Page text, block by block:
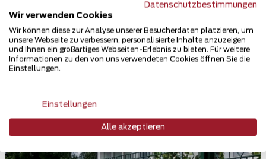
Teilen
Datenschutzbestimmungen
Wir verwenden Cookies
Wir können diese zur Analyse unserer Besucherdaten platzieren, um
unsere Webseite zu verbessern, personalisierte Inhalte anzuzeigen
und Ihnen ein großartiges Webseiten-Erlebnis zu bieten. Für weitere
Informationen zu den von uns verwendeten Cookies öffnen Sie die
Einstellungen.
Einstellungen
Alle akzeptieren